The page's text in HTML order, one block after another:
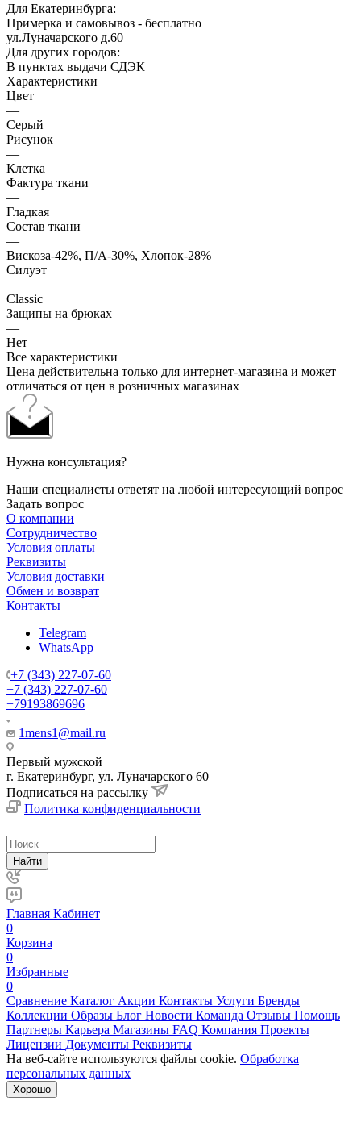
Для Екатеринбурга:
Примерка и самовывоз - бесплатно
ул.Луначарского д.60
Для других городов:
В пунктах выдачи СДЭК
Характеристики
Цвет
—
Серый
Рисунок
—
Клетка
Фактура ткани
—
Гладкая
Состав ткани
—
Вискоза-42%, П/А-30%, Хлопок-28%
Силуэт
—
Classic
Защипы на брюках
—
Нет
Все характеристики
Цена действительна только для интернет-магазина и может
отличаться от цен в розничных магазинах
Нужна консультация?
Наши специалисты ответят на любой интересующий вопрос
Задать вопрос
О компании
Сотрудничество
Условия оплаты
Реквизиты
Условия доставки
Обмен и возврат
Контакты
Telegram
WhatsApp
+7 (343) 227-07-60
+7 (343) 227-07-60
+79193869696
1mens1@mail.ru
Первый мужской
г. Екатеринбург, ул. Луначарского 60
Подписаться на рассылку
Политика конфиденциальности
Найти
Главная Кабинет
0
Корзина
0
Избранные
0
Сравнение Каталог Акции Контакты Услуги Бренды
Коллекции Образы Блог Новости Команда Отзывы Помощь
Партнеры Карьера Магазины FAQ Компания Проекты
Лицензии Документы Реквизиты
На веб-сайте используются файлы cookie. Обработка
персональных данных
Хорошо